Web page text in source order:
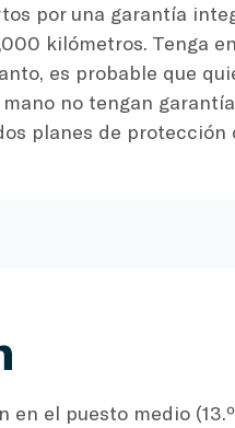
por una garantía
kilómetros. Tenga
es probable que
no tengan
planes de
en el puesto medio